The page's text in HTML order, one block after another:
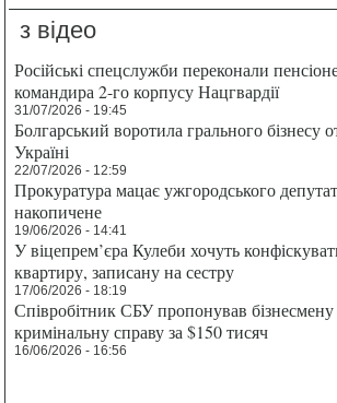
з відео
Російські спецслужби переконали
командира 2-го корпусу Нацгвардії
31/07/2026 - 19:45
Болгарський воротила грального бізнесу
Україні
22/07/2026 - 12:59
Прокуратура мацає ужгородського
накопичене
19/06/2026 - 14:41
У віцепрем’єра Кулеби хочуть
квартиру, записану на сестру
17/06/2026 - 18:19
Співробітник СБУ пропонував бізнесмену
кримінальну справу за $150 тисяч
16/06/2026 - 16:56